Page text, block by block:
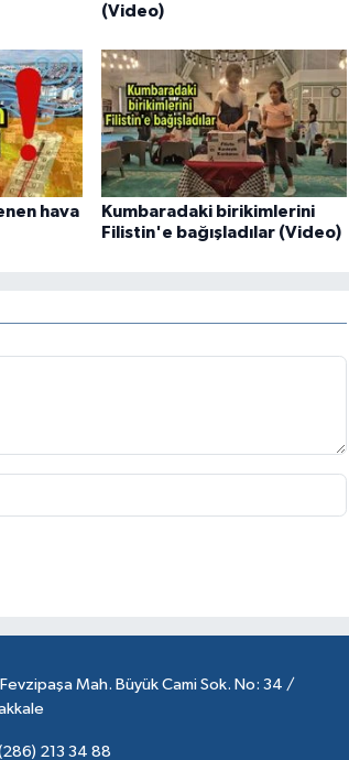
(Video)
hava
Kumbaradaki birikimlerini
Filistin'e bağışladılar (Video)
Fevzipaşa Mah. Büyük Cami Sok. No: 34 /
213 34 88